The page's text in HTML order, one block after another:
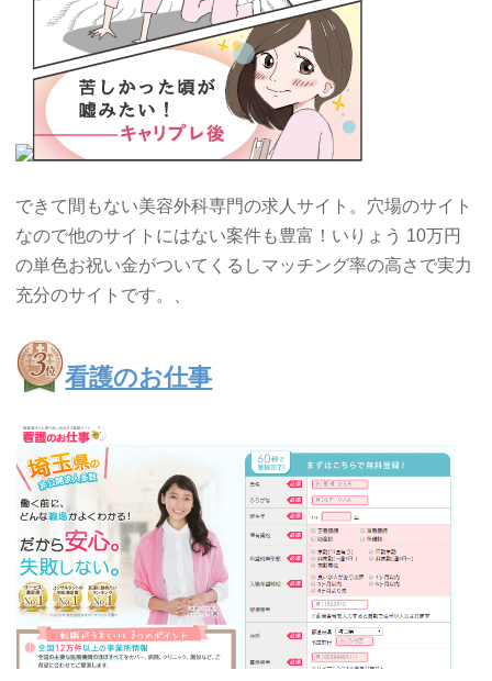
できて間もない美容外科専門の求人サイト。穴場のサイト
なので他のサイトにはない案件も豊富！いりょう 10万円
の単色お祝い金がついてくるしマッチング率の高さで実力
充分のサイトです。、
看護のお仕事